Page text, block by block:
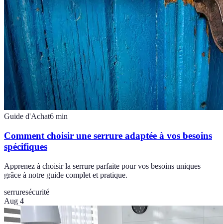
Guide d'Achat6 min
Comment choisir une serrure adaptée à vos besoins
spécifiques
Apprenez à choisir la serrure parfaite pour vos besoins uniques
grâce à notre guide complet et pratique.
serruresécurité
Aug 4